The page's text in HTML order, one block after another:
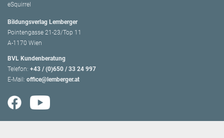
eSquirrel
Bildungsverlag Lemberger
Pointengasse 21-23/Top 11
A-1170 Wien
BVL Kundenberatung
Telefon: +43 / (0)650 / 33 24 997
E-Mail: office@lemberger.at